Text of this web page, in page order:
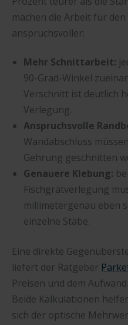
machen die Arbeit für
anspruchsvoller:
Mehr Schnittarbeit:
90-Grad-Winkel
Verschnitt ist deutlich
Verlegung.
Anspruchsvolle
Wandabschluss
Gehrung geschnitten
Genauere Klebung:
Fischgrätverlegung
millimetergenau eben
einzelne Stäbe.
Eine direkte
liefert der Ratgeber
Preisen und dem
Beide Kalkulationen
sich der optische